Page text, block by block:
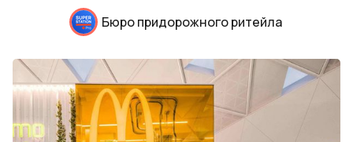
Дизайн и проектирование
Консалтинг и обучение
Бюро придорожного ритейла